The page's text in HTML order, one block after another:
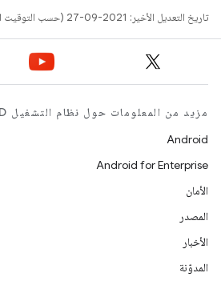
تاريخ التعديل الأخير: 2021-09-27 (حسب التوقيت العالمي المتفَّق عليه)
مزيد من المعلومات حول نظام التشغيل ANDROID
Android
Android for Enterprise
الأمان
المصدر
الأخبار
المدوّنة